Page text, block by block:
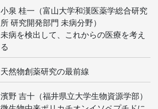
小泉 桂一（富山大学和漢医薬学総合研究
所 研究開発部門 未病分野）
未病を検出して、これからの医療を考え
る
天然物創薬研究の最前線
濱野 吉十（福井県立大学生物資源学部）